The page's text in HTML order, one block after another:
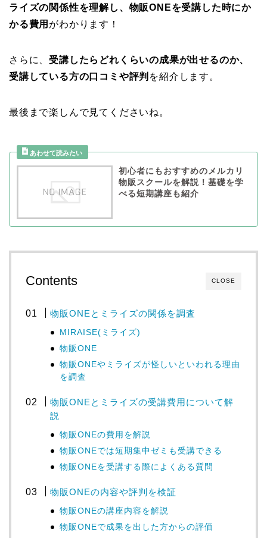
ライズの関係性を理解し、物販ONEを受講した時にか
かる費用 がわかります！
さらに、 受講したらどれくらいの成果が出せるのか、
受講している方の口コミや評判 を紹介します。
最後まで楽しんで見てくださいね。
初心者にもおすすめのメルカリ
物販スクールを解説！基礎を学
べる短期講座も紹介
CLOSE
Contents
物販ONEとミライズの関係を調査
MIRAISE(ミライズ)
物販ONE
物販ONEやミライズが怪しいといわれる理由
を調査
物販ONEとミライズの受講費用について解
説
物販ONEの費用を解説
物販ONEでは短期集中ゼミも受講できる
物販ONEを受講する際によくある質問
物販ONEの内容や評判を検証
物販ONEの講座内容を解説
物販ONEで成果を出した方からの評価